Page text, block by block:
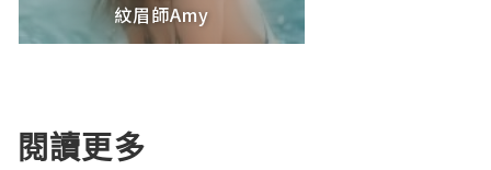
紋眉師Amy
閱讀更多